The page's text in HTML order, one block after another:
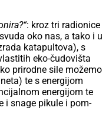
: kroz tri radionice
oko nas, a tako i u
katapultova), s
eko-čudovišta
prirodne sile možemo
te s energijom
energijom te
i snage pikule i pom-